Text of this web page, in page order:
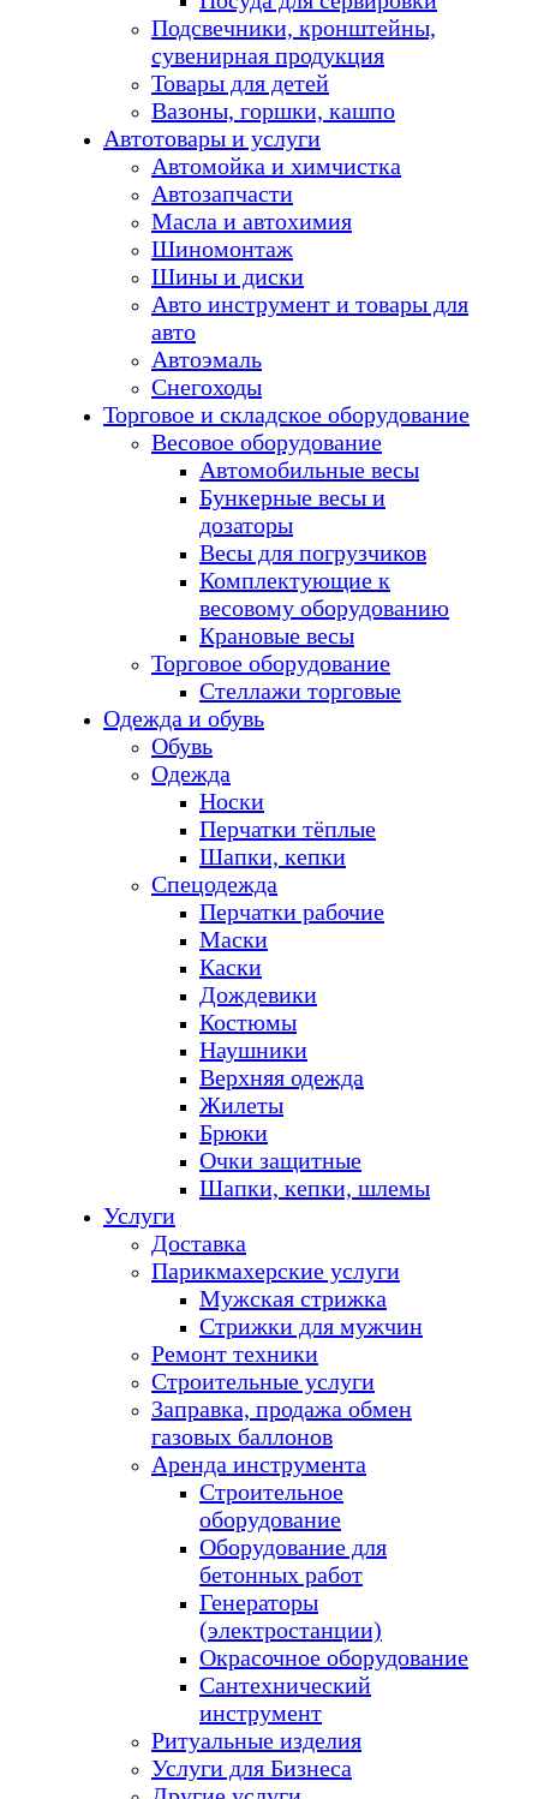
Подсвечники, кронштейны,
сувенирная продукция
Товары для детей
Вазоны, горшки, кашпо
Автотовары и услуги
Автомойка и химчистка
Автозапчасти
Масла и автохимия
Шиномонтаж
Шины и диски
Авто инструмент и товары для
авто
Автоэмаль
Снегоходы
Торговое и складское оборудование
Весовое оборудование
Автомобильные весы
Бункерные весы и
дозаторы
Весы для погрузчиков
Комплектующие к
весовому оборудованию
Крановые весы
Торговое оборудование
Стеллажи торговые
Одежда и обувь
Обувь
Одежда
Носки
Перчатки тёплые
Шапки, кепки
Спецодежда
Перчатки рабочие
Маски
Каски
Дождевики
Костюмы
Наушники
Верхняя одежда
Жилеты
Брюки
Очки защитные
Шапки, кепки, шлемы
Услуги
Доставка
Парикмахерские услуги
Мужская стрижка
Стрижки для мужчин
Ремонт техники
Строительные услуги
Заправка, продажа обмен
газовых баллонов
Аренда инструмента
Строительное
оборудование
Оборудование для
бетонных работ
Генераторы
(электростанции)
Окрасочное оборудование
Сантехнический
инструмент
Ритуальные изделия
Услуги для Бизнеса